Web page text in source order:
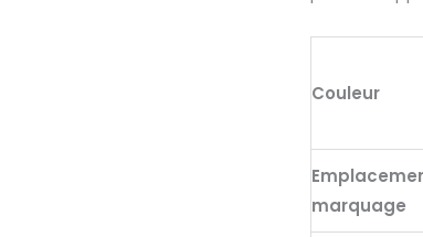
Couleur
marquage
et
(30%
g/m²)